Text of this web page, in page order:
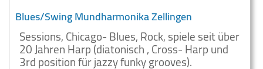
Blues/Swing Mundharmonika Zellingen
Sessions, Chicago- Blues, Rock, spiele seit über
20 Jahren Harp (diatonisch , Cross- Harp und
3rd position für jazzy funky grooves).